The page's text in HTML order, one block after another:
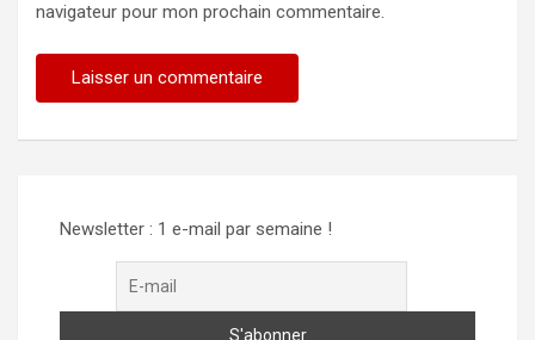
navigateur pour mon prochain commentaire.
Newsletter : 1 e-mail par semaine !